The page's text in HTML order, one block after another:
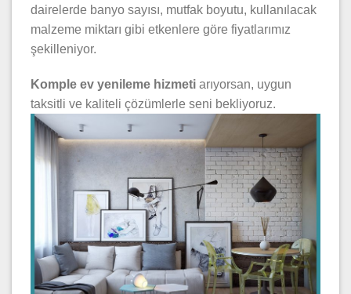
dairelerde banyo sayısı, mutfak boyutu, kullanılacak
malzeme miktarı gibi etkenlere göre fiyatlarımız
şekilleniyor.
Komple ev yenileme hizmeti arıyorsan, uygun
taksitli ve kaliteli çözümlerle seni bekliyoruz.